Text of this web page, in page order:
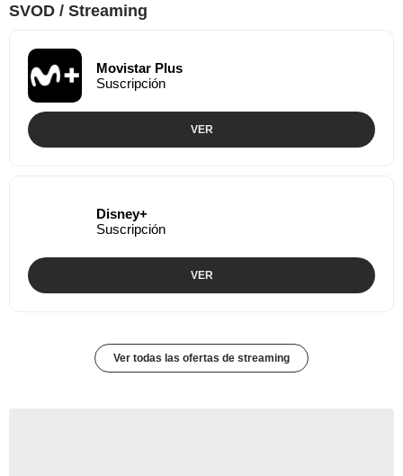
SVOD / Streaming
Movistar Plus
Suscripción
VER
Disney+
Suscripción
VER
Ver todas las ofertas de streaming